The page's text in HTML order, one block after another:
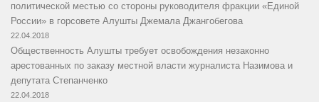
политической местью со стороны руководителя фракции «Единой
России» в горсовете Алушты Джемала Джангобегова
22.04.2018
Общественность Алушты требует освобождения незаконно
арестованных по заказу местной власти журналиста Назимова и
депутата Степанченко
22.04.2018